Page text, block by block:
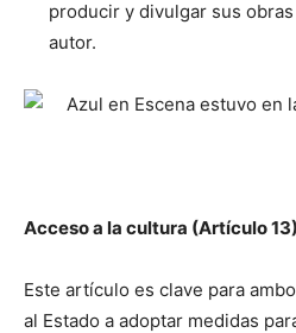
producir y divulgar sus
autor.
Acceso a la cultura (Artículo
Este artículo es clave para
al Estado a adoptar medidas